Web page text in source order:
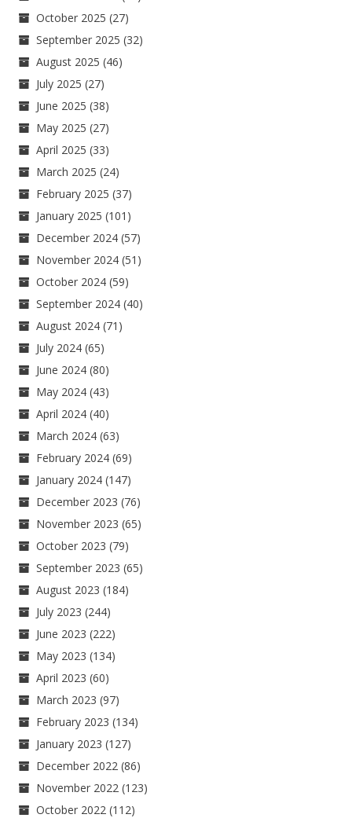
October 2025 (27)
September 2025 (32)
August 2025 (46)
July 2025 (27)
June 2025 (38)
May 2025 (27)
April 2025 (33)
March 2025 (24)
February 2025 (37)
January 2025 (101)
December 2024 (57)
November 2024 (51)
October 2024 (59)
September 2024 (40)
August 2024 (71)
July 2024 (65)
June 2024 (80)
May 2024 (43)
April 2024 (40)
March 2024 (63)
February 2024 (69)
January 2024 (147)
December 2023 (76)
November 2023 (65)
October 2023 (79)
September 2023 (65)
August 2023 (184)
July 2023 (244)
June 2023 (222)
May 2023 (134)
April 2023 (60)
March 2023 (97)
February 2023 (134)
January 2023 (127)
December 2022 (86)
November 2022 (123)
October 2022 (112)